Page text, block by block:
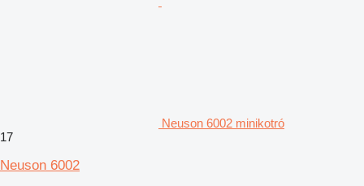
Neuson 6002 minikotró
17
Neuson 6002